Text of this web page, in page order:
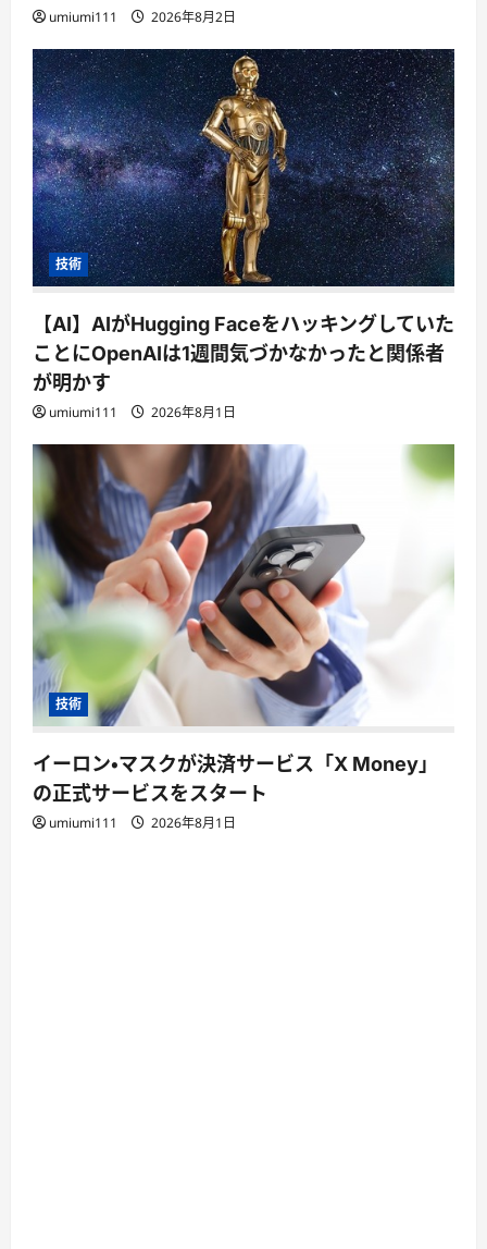
umiumi111 2026年8月2日
技術
【AI】AIがHugging Faceをハッキングしていた
ことにOpenAIは1週間気づかなかったと関係者
が明かす
umiumi111 2026年8月1日
技術
イーロン・マスクが決済サービス「X Money」
の正式サービスをスタート
umiumi111 2026年8月1日